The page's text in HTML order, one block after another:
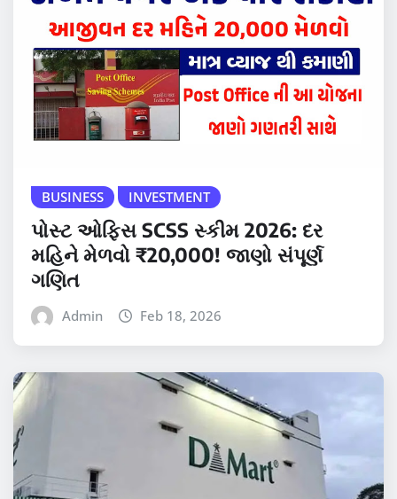
BUSINESS INVESTMENT
પોસ્ટ ઓફિસ SCSS સ્કીમ 2026: દર
મહિને મેળવો ₹20,000! જાણો સંપૂર્ણ
ગણિત
Admin Feb 18, 2026